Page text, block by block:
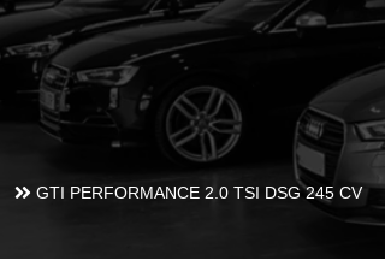
GTI PERFORMANCE 2.0 TSI DSG 245 CV